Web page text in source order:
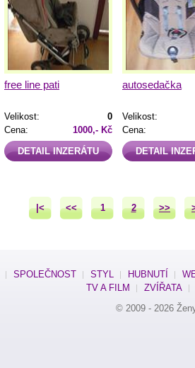
free line pati
Velikost:
0
Cena:
1000,- Kč
DETAIL INZERÁTU
autosedačka
Velikost:
Cena:
DETAIL
|< << 1 2 >>
SPOLEČNOST STYL HUBNUTÍ
TV A FILM
ZVÍŘATA
© 2009 - 2026